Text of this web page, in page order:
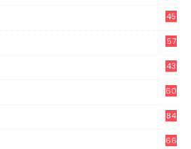
45
57
43
60
84
66